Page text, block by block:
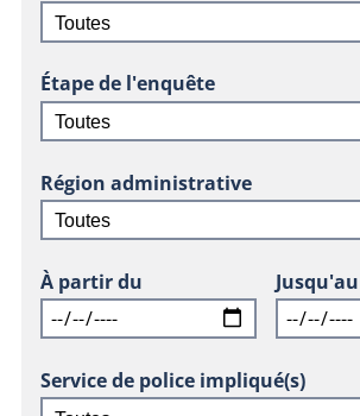
Étape de l'enquête
Région administrative
À partir du Jusqu'au
Service de police impliqué(s)